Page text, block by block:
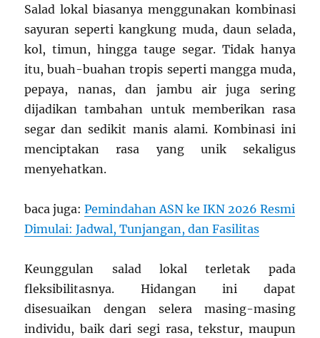
Salad lokal biasanya menggunakan kombinasi
sayuran seperti kangkung muda, daun selada,
kol, timun, hingga tauge segar. Tidak hanya
itu, buah-buahan tropis seperti mangga muda,
pepaya, nanas, dan jambu air juga sering
dijadikan tambahan untuk memberikan rasa
segar dan sedikit manis alami. Kombinasi ini
menciptakan rasa yang unik sekaligus
menyehatkan.
baca juga:Pemindahan ASN ke IKN 2026 Resmi
Dimulai: Jadwal, Tunjangan, dan Fasilitas
Keunggulan salad lokal terletak pada
fleksibilitasnya. Hidangan ini dapat
disesuaikan dengan selera masing-masing
individu, baik dari segi rasa, tekstur, maupun